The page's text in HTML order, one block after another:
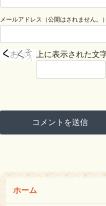
メールアドレス（公開はされません。）
上に表示された文
ホーム